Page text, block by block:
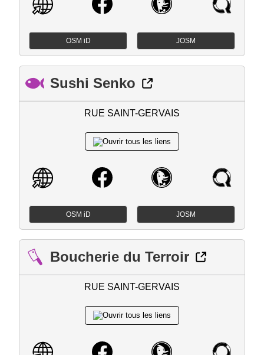
OSM iD JOSM
Sushi Senko
RUE SAINT-GERVAIS
OSM iD JOSM
Boucherie du Terroir
RUE SAINT-GERVAIS